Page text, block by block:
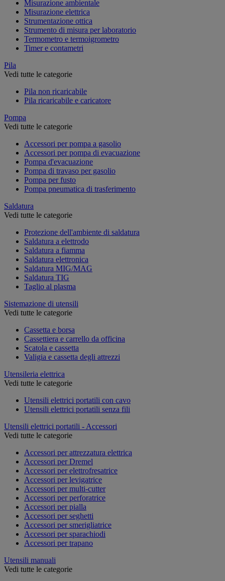
Misurazione ambientale
Misurazione elettrica
Strumentazione ottica
Strumento di misura per laboratorio
Termometro e termoigrometro
Timer e contametri
Pila
Vedi tutte le categorie
Pila non ricaricabile
Pila ricaricabile e caricatore
Pompa
Vedi tutte le categorie
Accessori per pompa a gasolio
Accessori per pompa di evacuazione
Pompa d'evacuazione
Pompa di travaso per gasolio
Pompa per fusto
Pompa pneumatica di trasferimento
Saldatura
Vedi tutte le categorie
Protezione dell'ambiente di saldatura
Saldatura a elettrodo
Saldatura a fiamma
Saldatura elettronica
Saldatura MIG/MAG
Saldatura TIG
Taglio al plasma
Sistemazione di utensili
Vedi tutte le categorie
Cassetta e borsa
Cassettiera e carrello da officina
Scatola e cassetta
Valigia e cassetta degli attrezzi
Utensileria elettrica
Vedi tutte le categorie
Utensili elettrici portatili con cavo
Utensili elettrici portatili senza fili
Utensili elettrici portatili - Accessori
Vedi tutte le categorie
Accessori per attrezzatura elettrica
Accessori per Dremel
Accessori per elettrofresatrice
Accessori per levigatrice
Accessori per multi-cutter
Accessori per perforatrice
Accessori per pialla
Accessori per seghetti
Accessori per smerigliatrice
Accessori per sparachiodi
Accessori per trapano
Utensili manuali
Vedi tutte le categorie